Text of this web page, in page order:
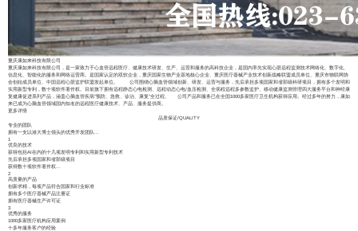
重庆康如来科技有限公司
重庆康如来科技有限公司，是一家致力于心血管远程医疗、健康技术研发、生产、运营和服务的高科技企业，是国内率先实现心脏远程监测技术网络化、数字化、
信息化、智能化的服务和网络运营商。是国家认定的双软企业，重庆国家生物产业基地核心企业、重庆医疗器械产业技术创新战略联盟成员单位、重庆市物联网协
会创始成员单位、中国远程心脏监护联盟发起单位。 公司围绕心脑血管领域创新、研发、运营与服务，先后承担多项国家和省部级科研项目，拥有多个发明和
实用新型专利，数十项软件著作权。目前旗下拥有远程静态心电检测、远程动态心电/血压检测、全病程远程多参数监护、移动健康监测管理四大服务平台和神经康
复健康促进系列产品，涵盖心脑血管疾病“预防、急救、诊治、康复”全过程。 公司产品和服务已在全国1000多家医疗卫生机构获得应用。经过多年的努力，康如
来已成为心脑血管领域国内知名的远程医疗健康技术、产品、服务提供商。
更多详情
品质保证/QUALITY
专业的团队
拥有一支以港大博士领头的优秀开发团队...
1
优良的技术
获得包括AI在内的十几项发明专利和实用新型专利技术
先后承担多项国家和省部级项目
获得数十项软件著作权...
2
高质量的产品
创新求精，每项产品符合国家和行业标准
拥有多个医疗器械产品注册证
拥有医疗器械生产许可证
3
优秀的服务
1000多家医疗机构应用案例
十多年服务客户的经验